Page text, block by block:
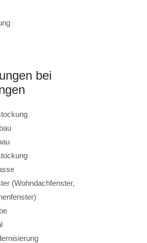
bei
(Wohndachfenster,